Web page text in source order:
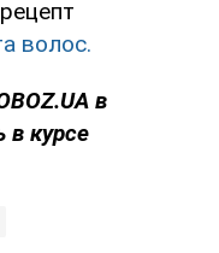
волос.
в
в курсе